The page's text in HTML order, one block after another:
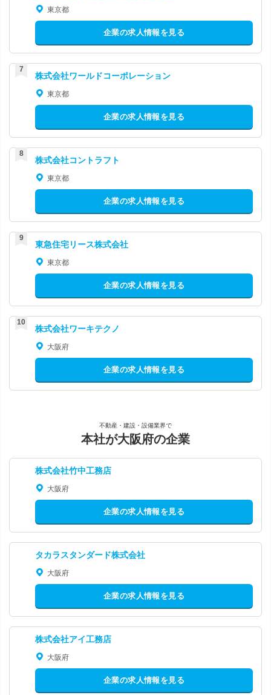
東京都
企業の求人情報を見る
株式会社ワールドコーポレーション
東京都
企業の求人情報を見る
株式会社コントラフト
東京都
企業の求人情報を見る
東急住宅リース株式会社
東京都
企業の求人情報を見る
株式会社ワーキテクノ
大阪府
企業の求人情報を見る
不動産・建設・設備業界で
本社が大阪府の企業
株式会社竹中工務店
大阪府
企業の求人情報を見る
タカラスタンダード株式会社
大阪府
企業の求人情報を見る
株式会社アイ工務店
大阪府
企業の求人情報を見る